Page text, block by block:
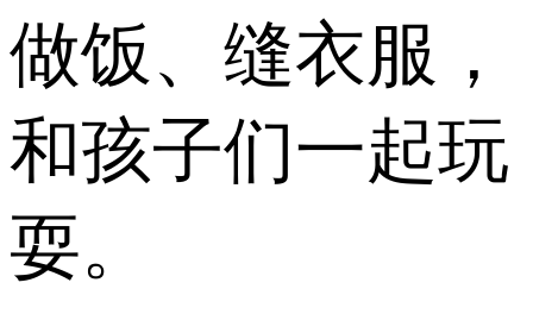
做饭、缝衣服，
和孩子们一起玩
耍。